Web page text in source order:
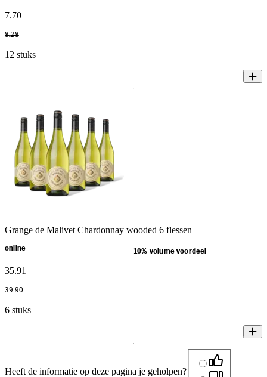
7.70
8.28
12 stuks
Grange de Malivet Chardonnay wooded 6 flessen
online 10% volume voordeel
35.91
39.90
6 stuks
Heeft de informatie op deze pagina je geholpen?